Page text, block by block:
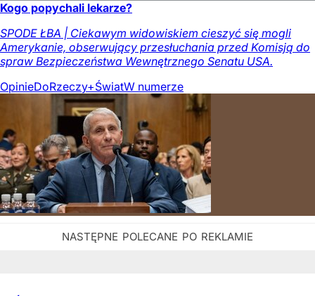
Kogo popychali lekarze?
SPODE ŁBA | Ciekawym widowiskiem cieszyć się mogli
Amerykanie, obserwujący przesłuchania przed Komisją do
spraw Bezpieczeństwa Wewnętrznego Senatu USA.
OpinieDoRzeczy+ŚwiatW numerze